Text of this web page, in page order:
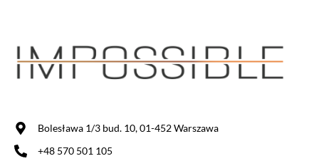
Bolesława 1/3 bud. 10, 01-452 Warszawa
+48 570 501 105